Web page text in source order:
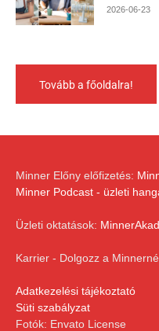
2026-06-23
Tovább a főoldalra!
Minner Előny előfizetés:
Minner Podcast - üzleti
Üzleti oktatások:
Karrier - Dolgozz a
Adatkezelési tájékoztató
Süti szabályzat
Fotók: Envato License